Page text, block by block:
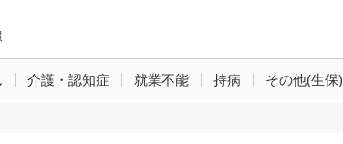
介護・認知症 就業不能 持病 その他(生保)